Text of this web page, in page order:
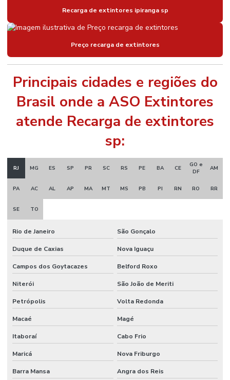
Recarga de extintores ipiranga sp
Preço recarga de extintores
Principais cidades e regiões do
Brasil onde a ASO Extintores
atende Recarga de extintores
sp:
RJ MG ES SP PR SC RS PE BA CE
GO e
DF
AM
PA AC AL AP MA MT MS PB PI RN RO RR
SE TO
Rio de Janeiro São Gonçalo
Duque de Caxias Nova Iguaçu
Campos dos Goytacazes Belford Roxo
Niterói São João de Meriti
Petrópolis Volta Redonda
Macaé Magé
Itaboraí Cabo Frio
Maricá Nova Friburgo
Barra Mansa Angra dos Reis